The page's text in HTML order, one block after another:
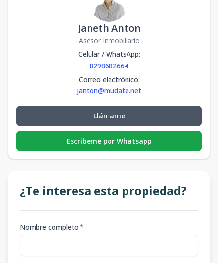
Janeth Anton
Asesor Inmobiliario
Celular / WhatsApp:
8298682664
Correo electrónico:
janton@mudate.net
Llámame
Escribeme por Whatsapp
¿Te interesa esta propiedad?
Nombre completo*